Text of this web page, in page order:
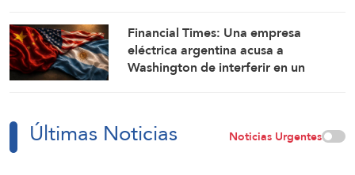
Financial Times: Una empresa
eléctrica argentina acusa a
Washington de interferir en un
Últimas Noticias Noticias Urgentes